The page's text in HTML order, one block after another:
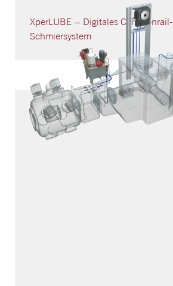
XperLUBE – Digitales Commonrail­-
Schmiersystem